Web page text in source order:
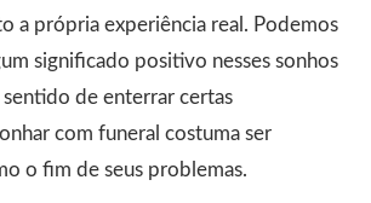
a própria experiência real. Podemos
significado positivo nesses sonhos
de enterrar certas
com funeral costuma ser
o fim de seus problemas.